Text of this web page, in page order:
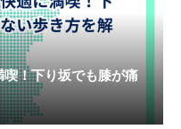
！下り坂でも膝が痛